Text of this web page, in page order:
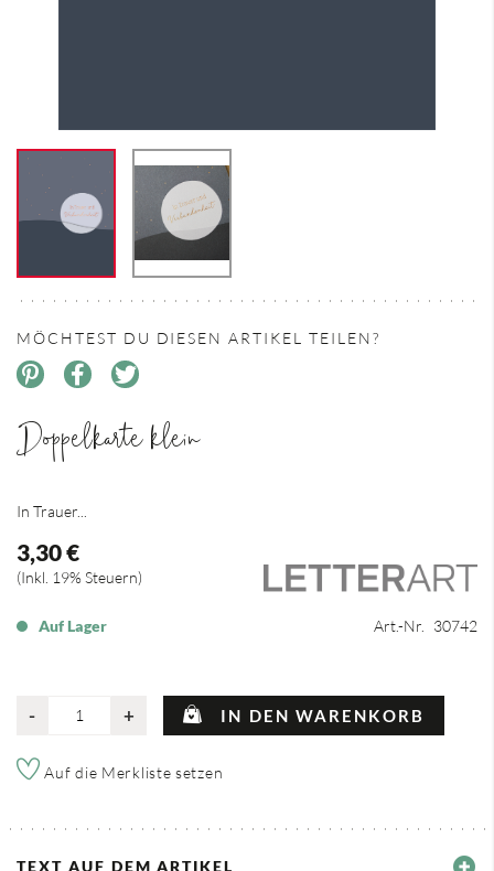
Doppelkarte klein
In Trauer...
3,30 €
Inkl. 19% Steuern
Auf Lager Art.-Nr. 30742
- + IN DEN WARENKORB
Auf die Merkliste setzen
TEXT AUF DEM ARTIKEL
MÖCHTEST DU DIESEN ARTIKEL TEILEN?